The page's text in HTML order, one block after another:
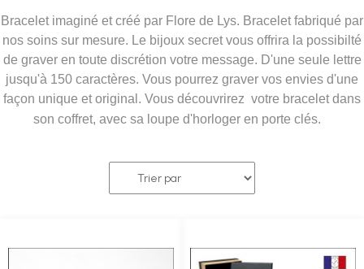
Bracelet imaginé et créé par Flore de Lys. Bracelet fabriqué par
nos soins sur mesure. Le bijoux secret vous offrira la possibilté
de graver en toute discrétion votre message. D'une seule lettre
jusqu'à 150 caractères. Vous pourrez graver vos envies d'une
façon unique et original. Vous découvrirez votre bracelet dans
son coffret, avec sa loupe d'horloger en porte clés.